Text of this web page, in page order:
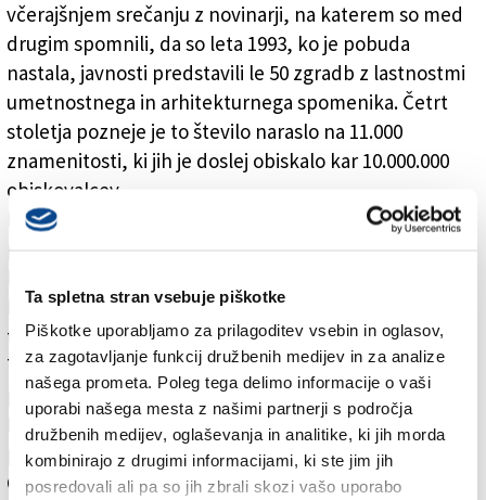
Ta spletna stran vsebuje piškotke
Piškotke uporabljamo za prilagoditev vsebin in oglasov,
za zagotavljanje funkcij družbenih medijev in za analize
našega prometa. Poleg tega delimo informacije o vaši
uporabi našega mesta z našimi partnerji s področja
družbenih medijev, oglaševanja in analitike, ki jih morda
kombinirajo z drugimi informacijami, ki ste jim jih
posredovali ali pa so jih zbrali skozi vašo uporabo
včerajšnjem srečanju z novinarji, na katerem so med
drugim spomnili, da so leta 1993, ko je pobuda
nastala, javnosti predstavili le 50 zgradb z lastnostmi
umetnostnega in arhitekturnega spomenika. Četrt
stoletja pozneje je to število naraslo na 11.000
znamenitosti, ki jih je doslej obiskalo kar 10.000.000
obiskovalcev.
Kulturni praznik se je že od vsega začetka odlično
prijel tudi v Trstu. V preteklih letih so obiskovalci
Hortis in palače Lloyd Triestino na Velikem trgu, pa
tudi notranjost številnih cerkva in bančnih zavodov.
Tokrat se je tržaška delegacija odločila, da predstavi
palačo, v kateri domuje muzej sodobne umetnosti
Revoltella. Obiskovalci bodo pobliže spoznali, kaj
povezuje palačo v Ul. Diaz s palačo v Ul. Monte
Grappa, v kateri deluje Tehniški zavod Volta. Ta je